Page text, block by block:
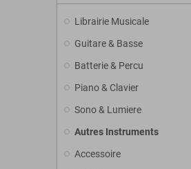
Librairie Musicale
Guitare & Basse
Batterie & Percu
Piano & Clavier
Sono & Lumiere
Autres Instruments
Accessoire